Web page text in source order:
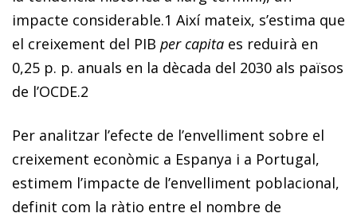
impacte considerable.1 Així mateix, s’estima que
el creixement del PIB per capita es reduirà en
0,25 p. p. anuals en la dècada del 2030 als països
de l’OCDE.2
Per analitzar l’efecte de l’envelliment sobre el
creixement econòmic a Espanya i a Portugal,
estimem l’impacte de l’envelliment poblacional,
definit com la ràtio entre el nombre de